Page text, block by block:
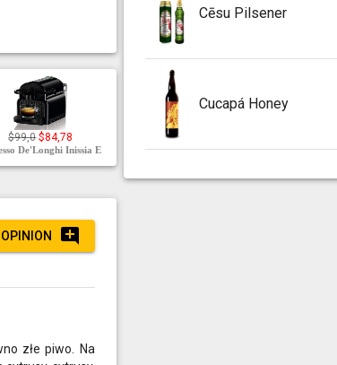
$99,0 $84,78
De'Longhi Inissia E
złe piwo. Na
Cēsu Pilsener
Cucapá Honey